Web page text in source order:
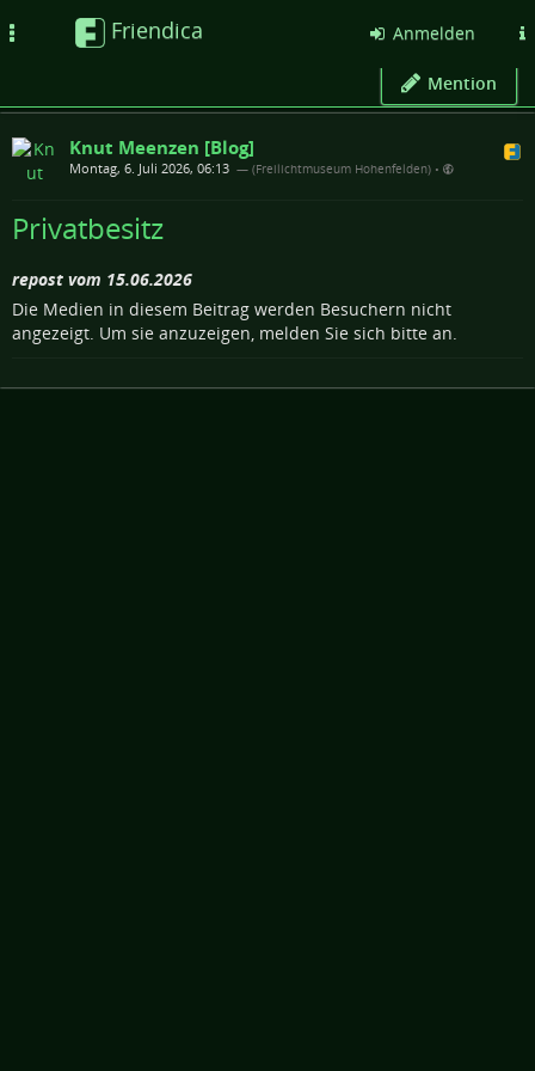
Friendica Anmelden
Mention
Knut Meenzen [Blog]
Montag, 6. Juli 2026, 06:13 — (Freilichtmuseum Hohenfelden) •
Privatbesitz
repost vom 15.06.2026
Die Medien in diesem Beitrag werden Besuchern nicht
angezeigt. Um sie anzuzeigen, melden Sie sich bitte an.